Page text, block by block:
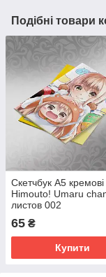
Подібні товари
Скетчбук А5 кремові
Himouto! Umaru
листов 002
65 ₴
Купити